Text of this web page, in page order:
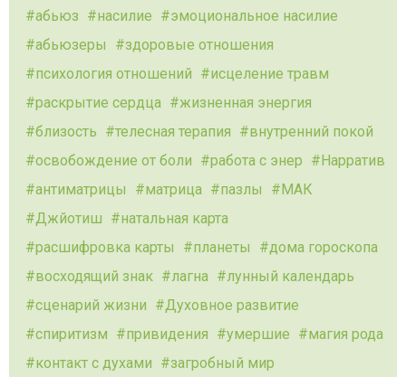
абьюз
насилие
эмоциональное насилие
абьюзеры
здоровые отношения
психология отношений
исцеление травм
раскрытие сердца
жизненная энергия
близость
телесная терапия
внутренний покой
освобождение от боли
работа с энер
Нарратив
антиматрицы
матрица пазлы
МАК
Джйотиш
натальная карта
расшифровка карты
планеты
дома гороскопа
восходящий знак
лагна
лунный календарь
сценарий жизни
Духовное развитие
спиритизм
привидения умершие
магия рода
контакт с духами
загробный мир